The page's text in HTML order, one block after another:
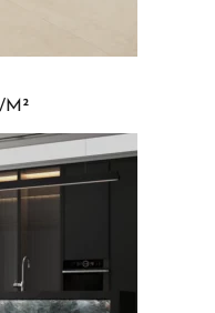
PRICE
145,00 €
THROUGH
290,00 €